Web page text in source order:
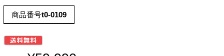
商品番号t0-0109